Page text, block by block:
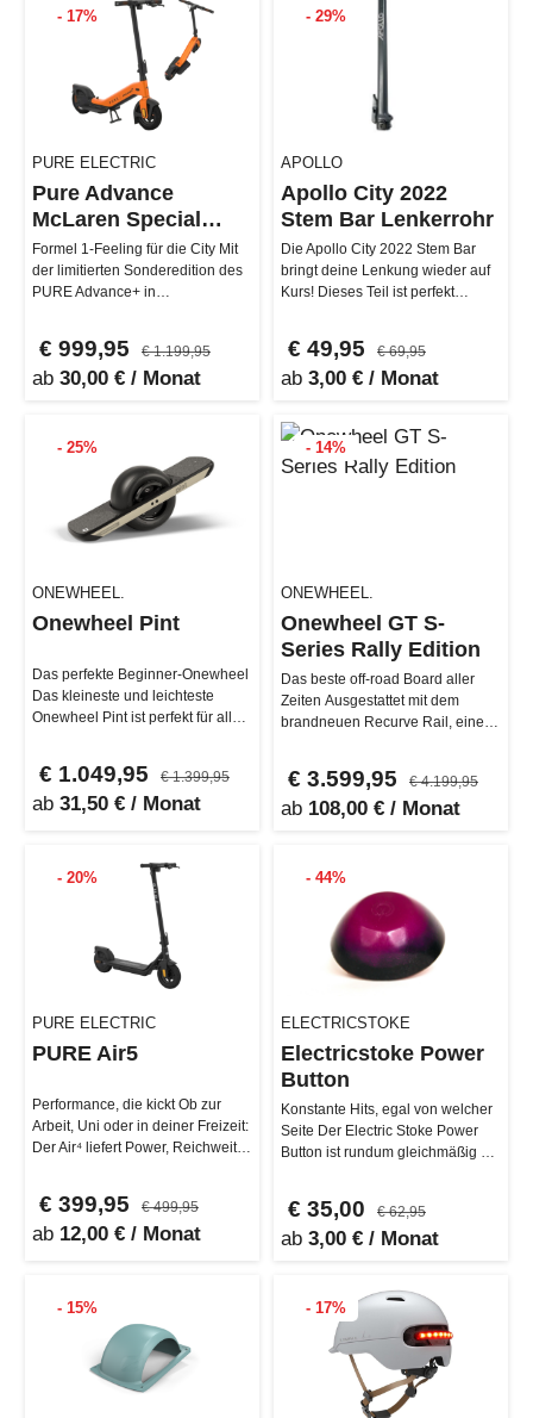
- 17%
PURE ELECTRIC
Pure Advance
McLaren Special
Edition
Formel 1-Feeling für die City Mit
der limitierten Sonderedition des
PURE Advance+ in
€ 999,95 € 1.199,95
ab 30,00 € / Monat
- 29%
APOLLO
Apollo City 2022
Stem Bar Lenkerrohr
Die Apollo City 2022 Stem Bar
bringt deine Lenkung wieder auf
Kurs! Dieses Teil ist perfekt
€ 49,95 € 69,95
ab 3,00 € / Monat
- 25%
ONEWHEEL.
Onewheel Pint
Das perfekte Beginner-Onewheel
Das kleineste und leichteste
Onewheel Pint ist perfekt für alle,
€ 1.049,95 € 1.399,95
ab 31,50 € / Monat
- 14%
ONEWHEEL.
Onewheel GT S-
Series Rally Edition
Das beste off-road Board aller
Zeiten Ausgestattet mit dem
brandneuen Recurve Rail, einem
€ 3.599,95 € 4.199,95
ab 108,00 € / Monat
- 20%
PURE ELECTRIC
PURE Air5
Performance, die kickt Ob zur
Arbeit, Uni oder in deiner Freizeit:
Der Air⁴ liefert Power, Reichweite
€ 399,95 € 499,95
ab 12,00 € / Monat
- 44%
ELECTRICSTOKE
Electricstoke Power
Button
Konstante Hits, egal von welcher
Seite Der Electric Stoke Power
Button ist rundum gleichmäßig –
€ 35,00 € 62,95
ab 3,00 € / Monat
- 15% - 17%